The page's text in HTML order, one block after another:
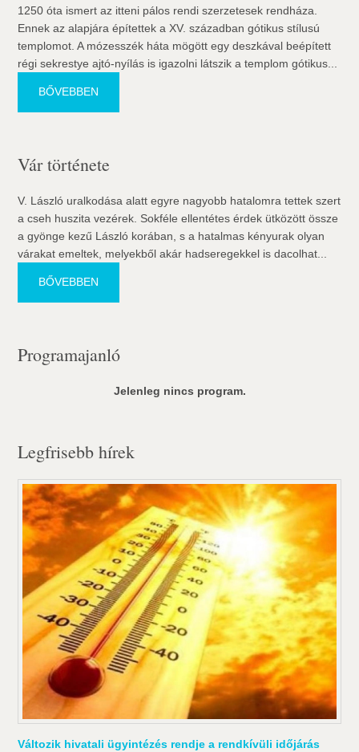
1250 óta ismert az itteni pálos rendi szerzetesek rendháza.
Ennek az alapjára építettek a XV. században gótikus stílusú
templomot. A mózesszék háta mögött egy deszkával beépített
régi sekrestye ajtó-nyílás is igazolni látszik a templom gótikus...
BŐVEBBEN
Vár története
V. László uralkodása alatt egyre nagyobb hatalomra tettek szert
a cseh huszita vezérek. Sokféle ellentétes érdek ütközött össze
a gyönge kezű László korában, s a hatalmas kényurak olyan
várakat emeltek, melyekből akár hadseregekkel is dacolhat...
BŐVEBBEN
Programajanló
Jelenleg nincs program.
Legfrisebb hírek
Változik hivatali ügyintézés rendje a rendkívüli időjárás